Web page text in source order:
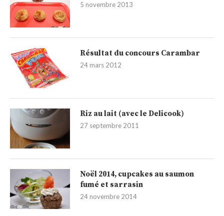
5 novembre 2013
Résultat du concours Carambar
24 mars 2012
Riz au lait (avec le Delicook)
27 septembre 2011
Noël 2014, cupcakes au saumon
fumé et sarrasin
24 novembre 2014